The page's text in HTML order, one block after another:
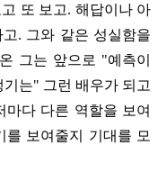
또 보고. 해답이나 아
. 그와 같은 성실함을
그는 앞으로 "예측이
는" 그런 배우가 되고
다 다른 역할을 보여
보여줄지 기대를 모